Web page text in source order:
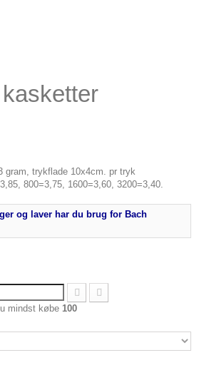
gram, trykflade 10x4cm. pr tryk
800=3,75, 1600=3,60, 3200=3,40.
og laver har du brug for Bach
mindst købe 100